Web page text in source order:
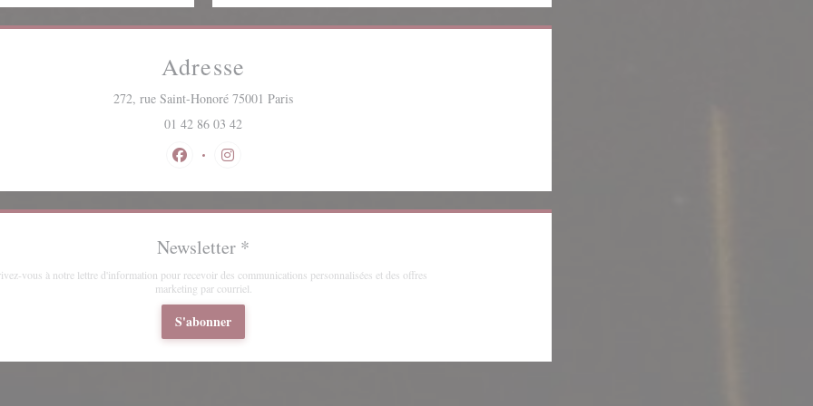
Adresse
272, rue Saint-Honoré 75001 Paris((ouvre une nouvelle fenêtre))
01 42 86 03 42
Facebook ((ouvre une nouvelle fenêtre))
Instagram ((ouvre une nouvelle fenêtre))
Newsletter *
vous à notre lettre d'information pour recevoir des communications personnalisées et des offres
marketing par courriel.
S'abonner